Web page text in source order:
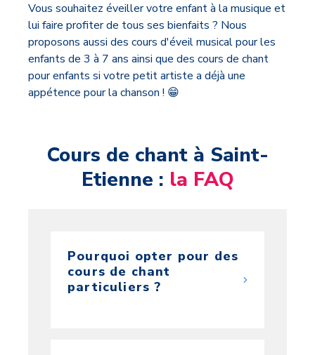
Vous souhaitez éveiller votre enfant à la musique et
lui faire profiter de tous ses bienfaits ? Nous
proposons aussi des cours d'éveil musical pour les
enfants de 3 à 7 ans ainsi que des cours de chant
pour enfants si votre petit artiste a déjà une
appétence pour la chanson ! 😁
Cours de chant à Saint-
Etienne : la FAQ
Pourquoi opter pour des
cours de chant
particuliers ?